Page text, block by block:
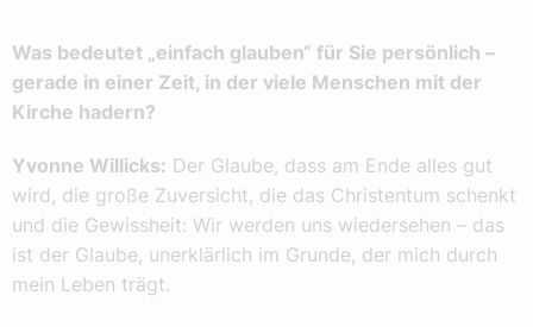
Was bedeutet „einfach glauben“ für Sie persönlich –
gerade in einer Zeit, in der viele Menschen mit der
Kirche hadern?
Yvonne Willicks: Der Glaube, dass am Ende alles gut
wird, die große Zuversicht, die das Christentum schenkt
und die Gewissheit: Wir werden uns wiedersehen – das
ist der Glaube, unerklärlich im Grunde, der mich durch
mein Leben trägt.